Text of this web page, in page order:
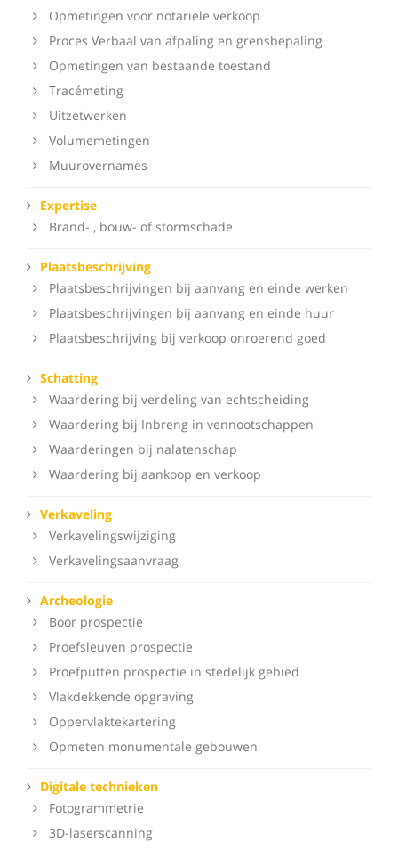
Opmetingen voor notariële verkoop
Proces Verbaal van afpaling en grensbepaling
Opmetingen van bestaande toestand
Tracémeting
Uitzetwerken
Volumemetingen
Muurovernames
Expertise
Brand- , bouw- of stormschade
Plaatsbeschrijving
Plaatsbeschrijvingen bij aanvang en einde werken
Plaatsbeschrijvingen bij aanvang en einde huur
Plaatsbeschrijving bij verkoop onroerend goed
Schatting
Waardering bij verdeling van echtscheiding
Waardering bij Inbreng in vennootschappen
Waarderingen bij nalatenschap
Waardering bij aankoop en verkoop
Verkaveling
Verkavelingswijziging
Verkavelingsaanvraag
Archeologie
Boor prospectie
Proefsleuven prospectie
Proefputten prospectie in stedelijk gebied
Vlakdekkende opgraving
Oppervlaktekartering
Opmeten monumentale gebouwen
Digitale technieken
Fotogrammetrie
3D-laserscanning